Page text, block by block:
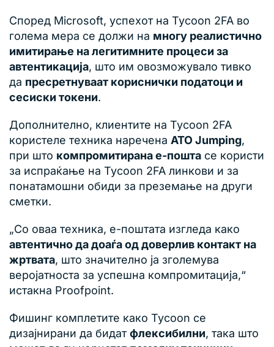
Според Microsoft, успехот на Tycoon 2FA во
голема мера се должи на многу реалистично
имитирање на легитимните процеси за
автентикација, што им овозможувало тивко
да пресретнуваат кориснички податоци и
сесиски токени.
Дополнително, клиентите на Tycoon 2FA
користеле техника наречена ATO Jumping,
при што компромитирана е-пошта се користи
за испраќање на Tycoon 2FA линкови и за
понатамошни обиди за преземање на други
сметки.
„Со оваа техника, е-поштата изгледа како
автентично да доаѓа од доверлив контакт на
жртвата, што значително ја зголемува
веројатноста за успешна компромитација,“
истакна Proofpoint.
Фишинг комплетите како Tycoon се
дизајнирани да бидатфлексибилни, така што